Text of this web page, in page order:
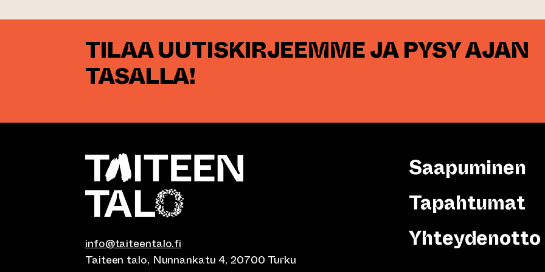
TILAA UUTISKIRJEEMME JA PYSY AJAN
TASALLA!
info@taiteentalo.fi
Taiteen talo, Nunnankatu 4, 20700 Turku
Saapuminen
Tapahtumat
Yhteydenotto